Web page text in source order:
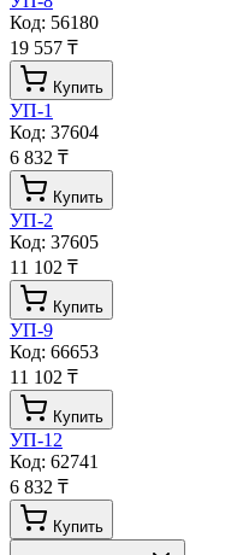
Код: 56180
19 557 ₸
Купить
УП-1
Код: 37604
6 832 ₸
Купить
УП-2
Код: 37605
11 102 ₸
Купить
УП-9
Код: 66653
11 102 ₸
Купить
УП-12
Код: 62741
6 832 ₸
Купить